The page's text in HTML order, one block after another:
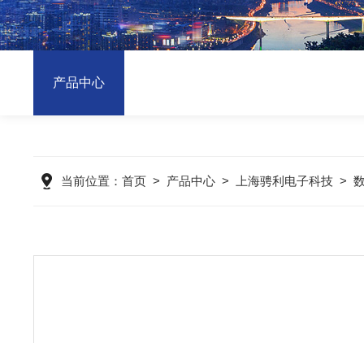
产品中心
当前位置： 首页> 产品中心> 上海骋利电子科技 >